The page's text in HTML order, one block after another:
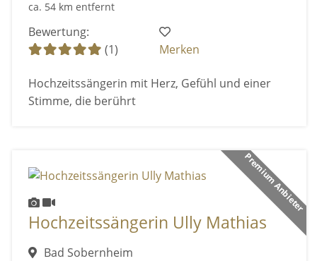
ca. 54 km entfernt
Bewertung:
(1)
Merken
Hochzeitssängerin mit Herz, Gefühl und einer
Stimme, die berührt
Premium Anbieter
Hochzeitssängerin Ully Mathias
Bad Sobernheim